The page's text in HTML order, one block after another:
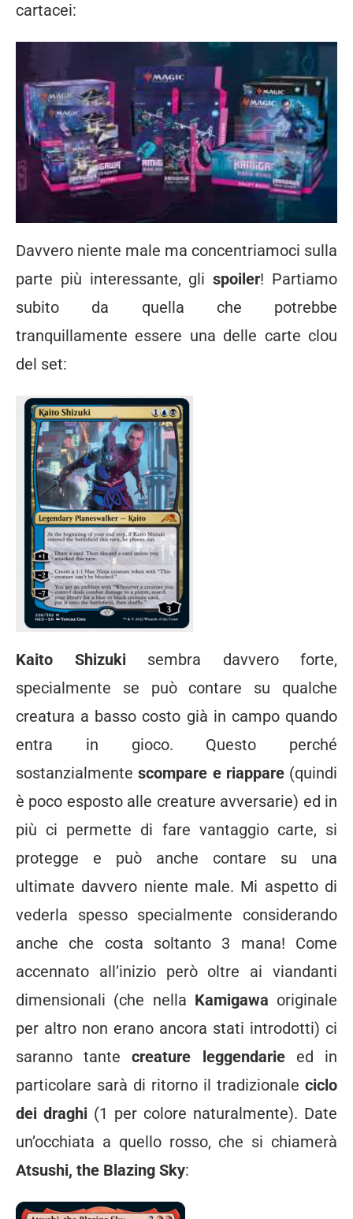
cartacei:
Davvero niente male ma concentriamoci sulla
parte più interessante, glispoiler! Partiamo
subito da quella che potrebbe
tranquillamente essere una delle carte clou
del set:
Kaito Shizukisembra davvero forte,
specialmente se può contare su qualche
creatura a basso costo già in campo quando
entra in gioco. Questo perché
sostanzialmentescompare e riappare(quindi
è poco esposto alle creature avversarie) ed in
più ci permette di fare vantaggio carte, si
protegge e può anche contare su una
ultimate davvero niente male. Mi aspetto di
vederla spesso specialmente considerando
anche che costa soltanto 3 mana! Come
accennato all’inizio però oltre ai viandanti
dimensionali (che nella Kamigawa originale
per altro non erano ancora stati introdotti) ci
saranno tantecreature leggendarieed in
particolare sarà di ritorno il tradizionale ciclo
dei draghi (1 per colore naturalmente). Date
un’occhiata a quello rosso, che si chiamerà
Atsushi, the Blazing Sky: